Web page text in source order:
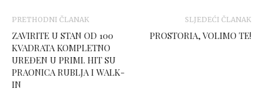
PRETHODNI ČLANAK
ZAVIRITE U STAN OD 100
KVADRATA KOMPLETNO
UREĐEN U PRIMI. HIT SU
PRAONICA RUBLJA I WALK-
IN
SLJEDEĆI ČLANAK
PROSTORIA, VOLIMO TE!